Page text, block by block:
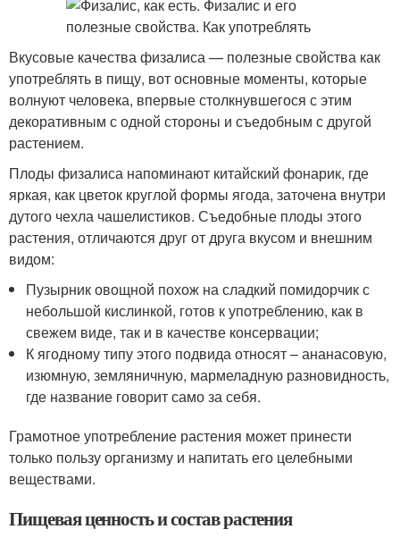
Вкусовые качества физалиса — полезные свойства как
употреблять в пищу, вот основные моменты, которые
волнуют человека, впервые столкнувшегося с этим
декоративным с одной стороны и съедобным с другой
растением.
Плоды физалиса напоминают китайский фонарик, где
яркая, как цветок круглой формы ягода, заточена внутри
дутого чехла чашелистиков. Съедобные плоды этого
растения, отличаются друг от друга вкусом и внешним
видом:
Пузырник овощной похож на сладкий помидорчик с
небольшой кислинкой, готов к употреблению, как в
свежем виде, так и в качестве консервации;
К ягодному типу этого подвида относят – ананасовую,
изюмную, земляничную, мармеладную разновидность,
где название говорит само за себя.
Грамотное употребление растения может принести
только пользу организму и напитать его целебными
веществами.
Пищевая ценность и состав растения